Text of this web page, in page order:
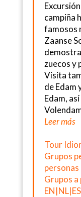
campiña
famosos
Zaanse
zuecos y
Visita
de Edam
Edam,
Leer más
Tour
Grupos
personas
Grupos